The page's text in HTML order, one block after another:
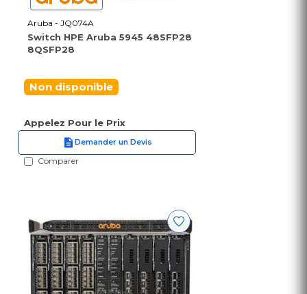
Aruba - JQ074A
Switch HPE Aruba 5945 48SFP28
8QSFP28
Non disponible
Appelez Pour le Prix
Demander un Devis
Comparer